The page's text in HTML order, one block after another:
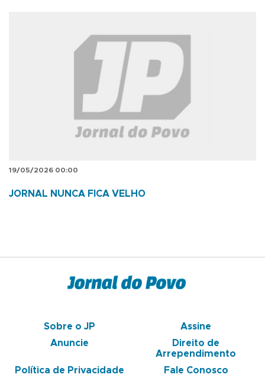
19/05/2026 00:00
JORNAL NUNCA FICA VELHO
Sobre o JP
Assine
Anuncie
Direito de
Arrependimento
Política de Privacidade
Fale Conosco